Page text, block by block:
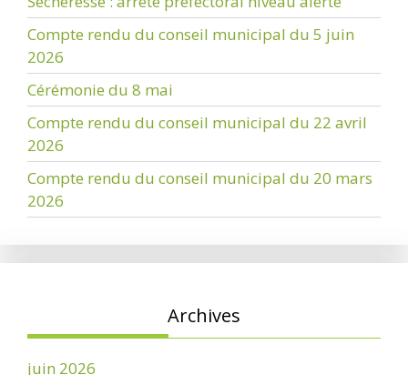
Compte rendu du conseil municipal du 5 juin
2026
Cérémonie du 8 mai
Compte rendu du conseil municipal du 22 avril
2026
Compte rendu du conseil municipal du 20 mars
2026
Archives
juin 2026